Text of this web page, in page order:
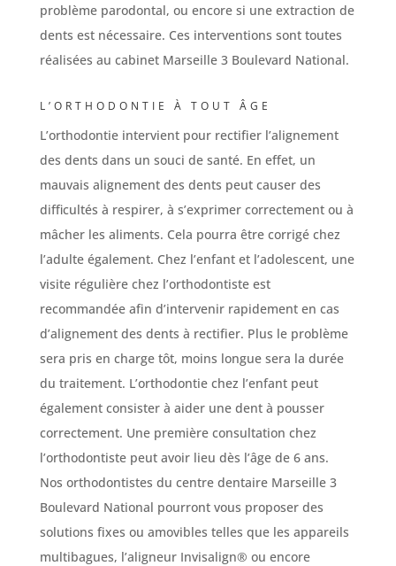
problème parodontal, ou encore si une extraction de
dents est nécessaire. Ces interventions sont toutes
réalisées au cabinet Marseille 3 Boulevard National.
L’ORTHODONTIE À TOUT ÂGE
L’orthodontie intervient pour rectifier l’alignement
des dents dans un souci de santé. En effet, un
mauvais alignement des dents peut causer des
difficultés à respirer, à s’exprimer correctement ou à
mâcher les aliments. Cela pourra être corrigé chez
l’adulte également. Chez l’enfant et l’adolescent, une
visite régulière chez l’orthodontiste est
recommandée afin d’intervenir rapidement en cas
d’alignement des dents à rectifier. Plus le problème
sera pris en charge tôt, moins longue sera la durée
du traitement. L’orthodontie chez l’enfant peut
également consister à aider une dent à pousser
correctement. Une première consultation chez
l’orthodontiste peut avoir lieu dès l’âge de 6 ans.
Nos orthodontistes du centre dentaire Marseille 3
Boulevard National pourront vous proposer des
solutions fixes ou amovibles telles que les appareils
multibagues, l’aligneur Invisalign® ou encore